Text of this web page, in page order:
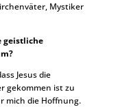
Mystiker
geistliche
Jesus die
gekommen ist zu
mich die Hoffnung.